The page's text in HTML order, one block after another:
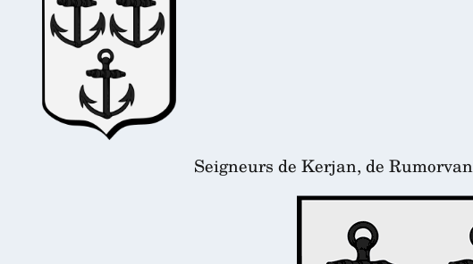
Seigneurs de Kerjan, de